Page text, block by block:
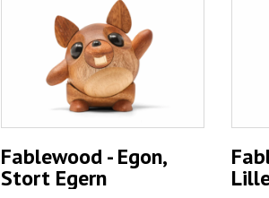
Fablewood - Egon,
Stort Egern